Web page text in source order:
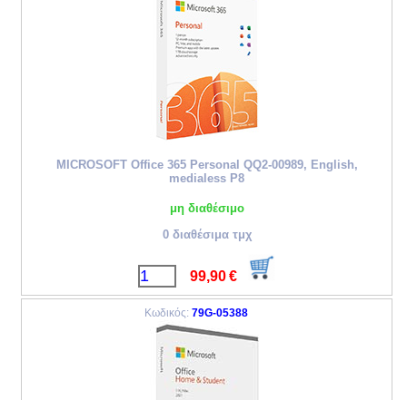
MICROSOFT Office 365 Personal QQ2-00989, English,
medialess P8
μη διαθέσιμο
0 διαθέσιμα τμχ
99,90€
Κωδικός: 79G-05388